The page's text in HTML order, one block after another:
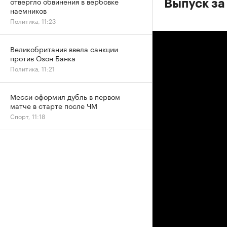
Выпуск
наемников
Политика, 11:23
Великобритания ввела санкции
против Озон Банка
Политика, 11:21
Месси оформил дубль в первом
матче в старте после ЧМ
Спорт, 11:18